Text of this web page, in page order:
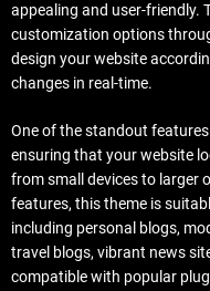
appealing and user-friendly.
customization options
design your website
changes in real-time.
One of the standout
ensuring that your website
from small devices to larger
features, this theme is
including personal blogs,
travel blogs, vibrant news
compatible with popular